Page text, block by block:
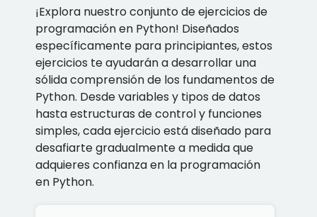
¡Explora nuestro conjunto de ejercicios de
programación en Python! Diseñados
específicamente para principiantes, estos
ejercicios te ayudarán a desarrollar una
sólida comprensión de los fundamentos de
Python. Desde variables y tipos de datos
hasta estructuras de control y funciones
simples, cada ejercicio está diseñado para
desafiarte gradualmente a medida que
adquieres confianza en la programación
en Python.